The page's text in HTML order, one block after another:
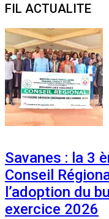
FIL ACTUALITE
Savanes : la 3
Conseil
l’adoption du
exercice 2026